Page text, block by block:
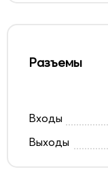
Разъемы
Входы
Выходы